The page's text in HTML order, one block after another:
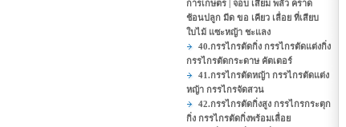
การเกษตร | จอบ เสียม พลั่ว คราด
ช้อนปลูก มีด ขอ เคียว เลื่อย ที่เสียบ
ใบไม้ แซะหญ้า ชะแลง
40.กรรไกรตัดกิ่ง กรรไกรตัดแต่งกิ่ง
กรรไกรตัดกระดาษ คัตเตอร์
41.กรรไกรตัดหญ้า กรรไกรตัดแต่ง
หญ้า กรรไกรจัดสวน
42.กรรไกรตัดกิ่งสูง กรรไกรกระตุก
กิ่ง กรรไกรตัดกิ่งพร้อมเลื่อย